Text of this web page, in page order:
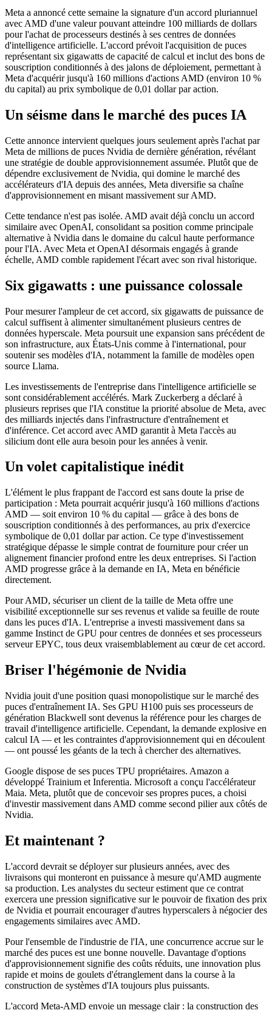
Meta a annoncé cette semaine la signature d'un accord pluriannuel
avec AMD d'une valeur pouvant atteindre 100 milliards de dollars
pour l'achat de processeurs destinés à ses centres de données
d'intelligence artificielle. L'accord prévoit l'acquisition de puces
représentant six gigawatts de capacité de calcul et inclut des bons de
souscription conditionnés à des jalons de déploiement, permettant à
Meta d'acquérir jusqu'à 160 millions d'actions AMD (environ 10 %
du capital) au prix symbolique de 0,01 dollar par action.
Un séisme dans le marché des puces IA
Cette annonce intervient quelques jours seulement après l'achat par
Meta de millions de puces Nvidia de dernière génération, révélant
une stratégie de double approvisionnement assumée. Plutôt que de
dépendre exclusivement de Nvidia, qui domine le marché des
accélérateurs d'IA depuis des années, Meta diversifie sa chaîne
d'approvisionnement en misant massivement sur AMD.
Cette tendance n'est pas isolée. AMD avait déjà conclu un accord
similaire avec OpenAI, consolidant sa position comme principale
alternative à Nvidia dans le domaine du calcul haute performance
pour l'IA. Avec Meta et OpenAI désormais engagés à grande
échelle, AMD comble rapidement l'écart avec son rival historique.
Six gigawatts : une puissance colossale
Pour mesurer l'ampleur de cet accord, six gigawatts de puissance de
calcul suffisent à alimenter simultanément plusieurs centres de
données hyperscale. Meta poursuit une expansion sans précédent de
son infrastructure, aux États-Unis comme à l'international, pour
soutenir ses modèles d'IA, notamment la famille de modèles open
source Llama.
Les investissements de l'entreprise dans l'intelligence artificielle se
sont considérablement accélérés. Mark Zuckerberg a déclaré à
plusieurs reprises que l'IA constitue la priorité absolue de Meta, avec
des milliards injectés dans l'infrastructure d'entraînement et
d'inférence. Cet accord avec AMD garantit à Meta l'accès au
silicium dont elle aura besoin pour les années à venir.
Un volet capitalistique inédit
L'élément le plus frappant de l'accord est sans doute la prise de
participation : Meta pourrait acquérir jusqu'à 160 millions d'actions
AMD — soit environ 10 % du capital — grâce à des bons de
souscription conditionnés à des performances, au prix d'exercice
symbolique de 0,01 dollar par action. Ce type d'investissement
stratégique dépasse le simple contrat de fourniture pour créer un
alignement financier profond entre les deux entreprises. Si l'action
AMD progresse grâce à la demande en IA, Meta en bénéficie
directement.
Pour AMD, sécuriser un client de la taille de Meta offre une
visibilité exceptionnelle sur ses revenus et valide sa feuille de route
dans les puces d'IA. L'entreprise a investi massivement dans sa
gamme Instinct de GPU pour centres de données et ses processeurs
serveur EPYC, tous deux vraisemblablement au cœur de cet accord.
Briser l'hégémonie de Nvidia
Nvidia jouit d'une position quasi monopolistique sur le marché des
puces d'entraînement IA. Ses GPU H100 puis ses processeurs de
génération Blackwell sont devenus la référence pour les charges de
travail d'intelligence artificielle. Cependant, la demande explosive en
calcul IA — et les contraintes d'approvisionnement qui en découlent
— ont poussé les géants de la tech à chercher des alternatives.
Google dispose de ses puces TPU propriétaires. Amazon a
développé Trainium et Inferentia. Microsoft a conçu l'accélérateur
Maia. Meta, plutôt que de concevoir ses propres puces, a choisi
d'investir massivement dans AMD comme second pilier aux côtés de
Nvidia.
Et maintenant ?
L'accord devrait se déployer sur plusieurs années, avec des
livraisons qui monteront en puissance à mesure qu'AMD augmente
sa production. Les analystes du secteur estiment que ce contrat
exercera une pression significative sur le pouvoir de fixation des prix
de Nvidia et pourrait encourager d'autres hyperscalers à négocier des
engagements similaires avec AMD.
Pour l'ensemble de l'industrie de l'IA, une concurrence accrue sur le
marché des puces est une bonne nouvelle. Davantage d'options
d'approvisionnement signifie des coûts réduits, une innovation plus
rapide et moins de goulets d'étranglement dans la course à la
construction de systèmes d'IA toujours plus puissants.
L'accord Meta-AMD envoie un message clair : la construction des